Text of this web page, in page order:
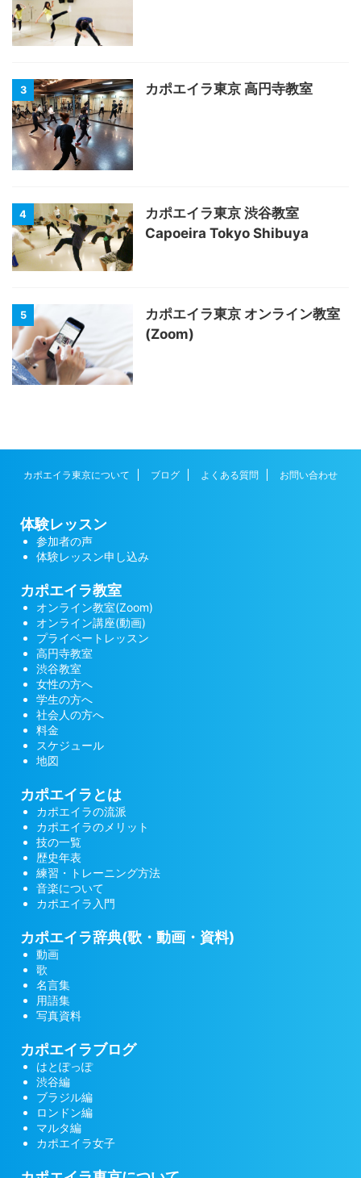
3 カポエイラ東京 高円寺教室
4
カポエイラ東京 渋谷教室
Capoeira Tokyo Shibuya
5
カポエイラ東京 オンライン教室
(Zoom)
カポエイラ東京について ブログ よくある質問 お問い合わせ
体験レッスン
参加者の声
体験レッスン申し込み
カポエイラ教室
オンライン教室(Zoom)
オンライン講座(動画)
プライベートレッスン
高円寺教室
渋谷教室
女性の方へ
学生の方へ
社会人の方へ
料金
スケジュール
地図
カポエイラとは
カポエイラの流派
カポエイラのメリット
技の一覧
歴史年表
練習・トレーニング方法
音楽について
カポエイラ入門
カポエイラ辞典(歌・動画・資料)
動画
歌
名言集
用語集
写真資料
カポエイラブログ
はとぽっぽ
渋谷編
ブラジル編
ロンドン編
マルタ編
カポエイラ女子